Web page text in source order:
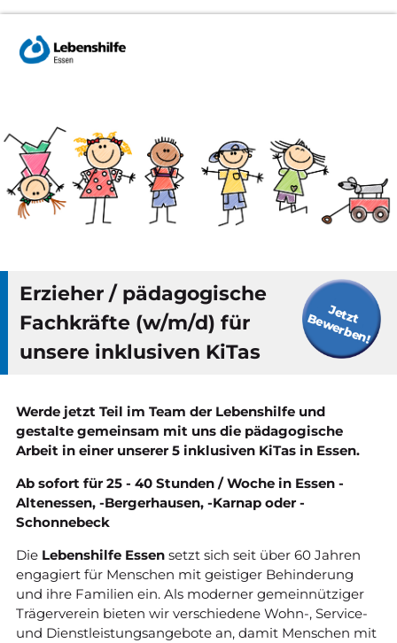
Erzieher / pädagogische
Fachkräfte (w/m/d) für
unsere inklusiven KiTas
J
e
t
z
t B
e
w
e
r
b
e
n
!
Werde jetzt Teil im Team der Lebenshilfe und
gestalte gemeinsam mit uns die pädagogische
Arbeit in einer unserer 5 inklusiven KiTas in Essen.
Ab sofort für 25 - 40 Stunden / Woche in Essen -
Altenessen, -Bergerhausen, -Karnap oder -
Schonnebeck
Die Lebenshilfe Essensetzt sich seit über 60 Jahren
engagiert für Menschen mit geistiger Behinderung
und ihre Familien ein. Als moderner gemeinnütziger
Trägerverein bieten wir verschiedene Wohn-, Service-
und Dienstleistungsangebote an, damit Menschen mit